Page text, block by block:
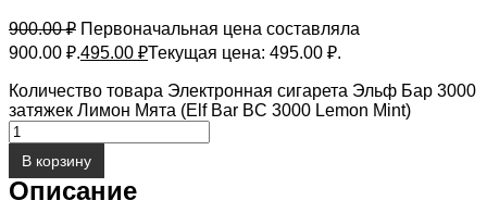
900.00₽ Первоначальная цена составляла
900.00 ₽.495.00 ₽Текущая цена: 495.00 ₽.
Количество товара Электронная сигарета Эльф Бар 3000
затяжек Лимон Мята (Elf Bar BC 3000 Lemon Mint)
В корзину
Описание